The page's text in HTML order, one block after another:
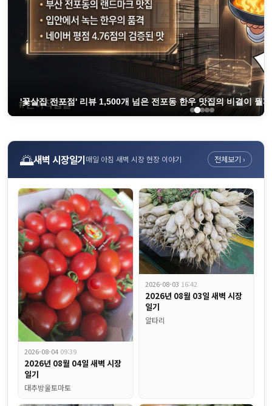
'꽃살집 전포점' 리뷰 1,500개 넘은 전포동 한우 맛집의 비결이 뭘
혈당 400이었던 분이 80으로 낮췄습니다 약보다 강한 '췌장을 살리
🌅새벽 시장일기매일 아침 새벽 시장 현장 이야기 전체보기 ›
2026-08-04 09:39
2026년 08월 04일 새벽 시장
일기
대추방울토마토
2026-08-03 16:42
2026년 08월 03일 새벽 시장
일기
알타리